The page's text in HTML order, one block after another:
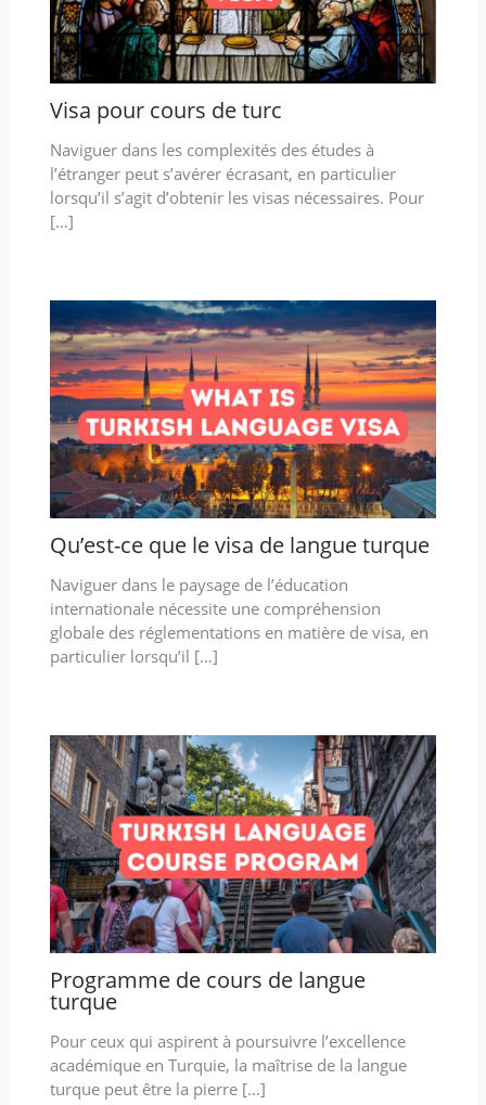
Visa pour cours de turc
Naviguer dans les complexités des études à
l’étranger peut s’avérer écrasant, en particulier
lorsqu’il s’agit d’obtenir les visas nécessaires. Pour
[…]
Qu’est-ce que le visa de langue turque
Naviguer dans le paysage de l’éducation
internationale nécessite une compréhension
globale des réglementations en matière de visa, en
particulier lorsqu’il […]
Programme de cours de langue
turque
Pour ceux qui aspirent à poursuivre l’excellence
académique en Turquie, la maîtrise de la langue
turque peut être la pierre […]